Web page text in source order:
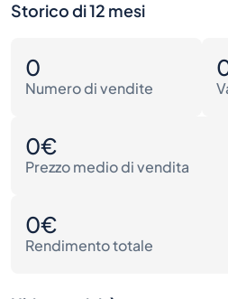
Storico di 12 mesi
0
Numero di vendite
0€
Prezzo medio di vendita
0€
Rendimento totale